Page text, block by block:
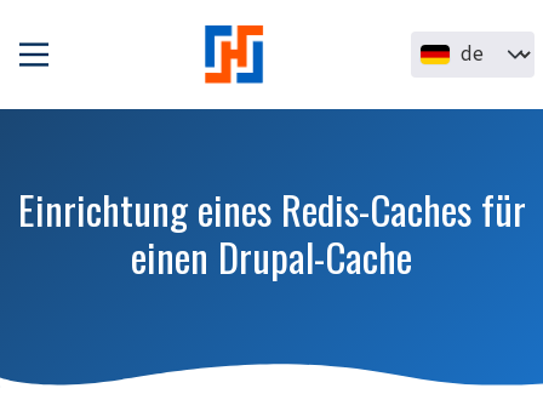
Select your
Einrichtung eines Redis-Caches für
einen Drupal-Cache